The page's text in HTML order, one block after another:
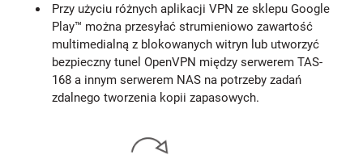
Przy użyciu różnych aplikacji VPN ze sklepu Google
Play™ można przesyłać strumieniowo zawartość
multimedialną z blokowanych witryn lub utworzyć
bezpieczny tunel OpenVPN między serwerem TAS-
168 a innym serwerem NAS na potrzeby zadań
zdalnego tworzenia kopii zapasowych.